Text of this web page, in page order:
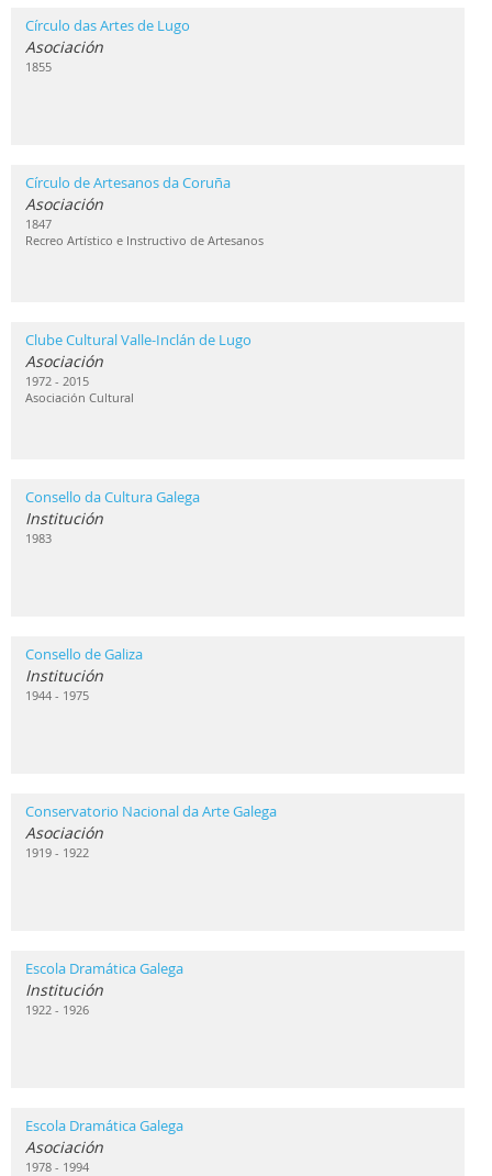
Círculo das Artes de Lugo
Asociación
1855
Círculo de Artesanos da Coruña
Asociación
1847
Recreo Artístico e Instructivo de Artesanos
Clube Cultural Valle-Inclán de Lugo
Asociación
1972 - 2015
Asociación Cultural
Consello da Cultura Galega
Institución
1983
Consello de Galiza
Institución
1944 - 1975
Conservatorio Nacional da Arte Galega
Asociación
1919 - 1922
Escola Dramática Galega
Institución
1922 - 1926
Escola Dramática Galega
Asociación
1978 - 1994